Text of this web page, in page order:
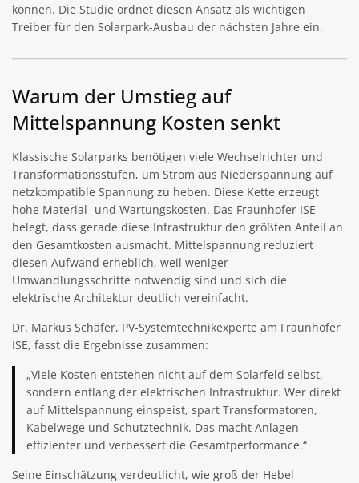
können. Die Studie ordnet diesen Ansatz als wichtigen
Treiber für den Solarpark-Ausbau der nächsten Jahre ein.
Warum der Umstieg auf
Mittelspannung Kosten senkt
Klassische Solarparks benötigen viele Wechselrichter und
Transformationsstufen, um Strom aus Niederspannung auf
netzkompatible Spannung zu heben. Diese Kette erzeugt
hohe Material- und Wartungskosten. Das Fraunhofer ISE
belegt, dass gerade diese Infrastruktur den größten Anteil an
den Gesamtkosten ausmacht. Mittelspannung reduziert
diesen Aufwand erheblich, weil weniger
Umwandlungsschritte notwendig sind und sich die
elektrische Architektur deutlich vereinfacht.
Dr. Markus Schäfer, PV-Systemtechnikexperte am Fraunhofer
ISE, fasst die Ergebnisse zusammen:
„Viele Kosten entstehen nicht auf dem Solarfeld selbst,
sondern entlang der elektrischen Infrastruktur. Wer direkt
auf Mittelspannung einspeist, spart Transformatoren,
Kabelwege und Schutztechnik. Das macht Anlagen
effizienter und verbessert die Gesamtperformance.“
Seine Einschätzung verdeutlicht, wie groß der Hebel